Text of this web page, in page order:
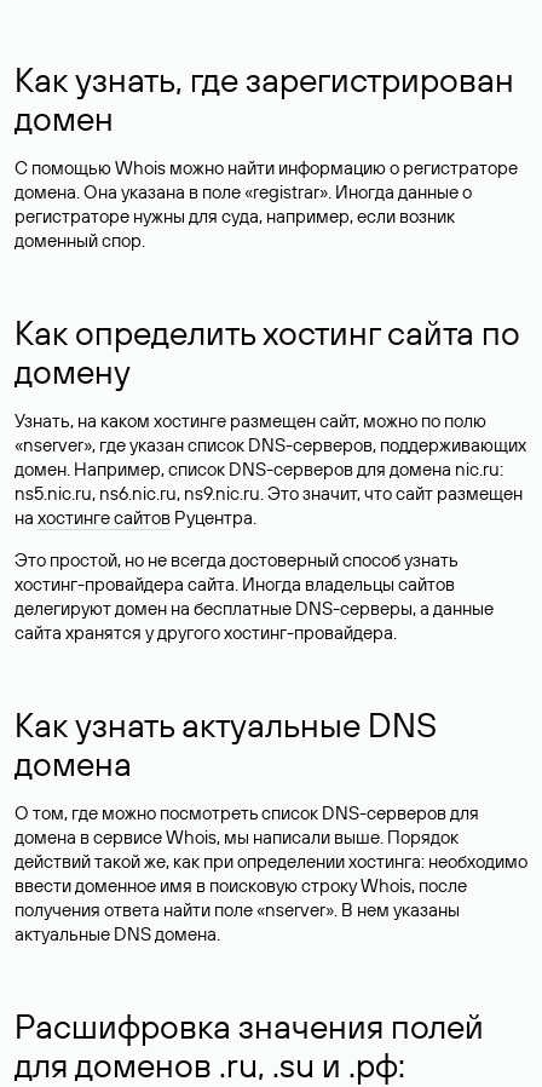
Как узнать, где зарегистрирован
домен
С помощью Whois можно найти информацию о регистраторе
домена. Она указана в поле «registrar». Иногда данные о
регистраторе нужны для суда, например, если возник
доменный спор.
Как определить хостинг сайта по
домену
Узнать, на каком хостинге размещен сайт, можно по полю
«nserver», где указан список DNS-серверов, поддерживающих
домен. Например, список DNS-серверов для домена nic.ru:
ns5.nic.ru, ns6.nic.ru, ns9.nic.ru. Это значит, что сайт размещен
на хостинге сайтов Руцентра.
Это простой, но не всегда достоверный способ узнать
хостинг-провайдера сайта. Иногда владельцы сайтов
делегируют домен на бесплатные DNS-серверы, а данные
сайта хранятся у другого хостинг-провайдера.
Как узнать актуальные DNS
домена
О том, где можно посмотреть список DNS-серверов для
домена в сервисе Whois, мы написали выше. Порядок
действий такой же, как при определении хостинга: необходимо
ввести доменное имя в поисковую строку Whois, после
получения ответа найти поле «nserver». В нем указаны
актуальные DNS домена.
Расшифровка значения полей
для доменов .ru, .su и .рф: